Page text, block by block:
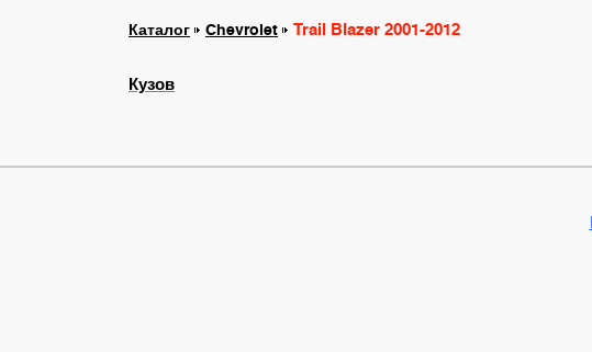
Каталог Chevrolet Trail Blazer 2001-2012
Кузов